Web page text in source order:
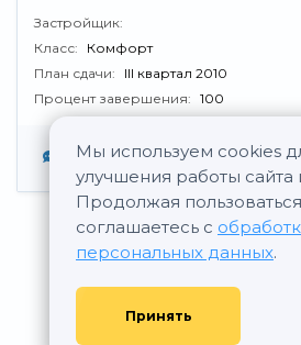
Мы используем cookies
улучшения работы сайта
Продолжая
соглашаетесь с
персональных данных.
Принять
Застройщик:
Класс:
Комфорт
План сдачи:
III квартал 2010
Процент завершения: 100
Нет отзывов